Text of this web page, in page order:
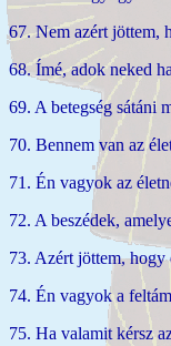
67. Nem azért jöttem,
68. Ímé, adok neked
69. A betegség sátáni
70. Bennem van az
71. Én vagyok az
72. A beszédek,
73. Azért jöttem, hogy
74. Én vagyok a
75. Ha valamit kérsz